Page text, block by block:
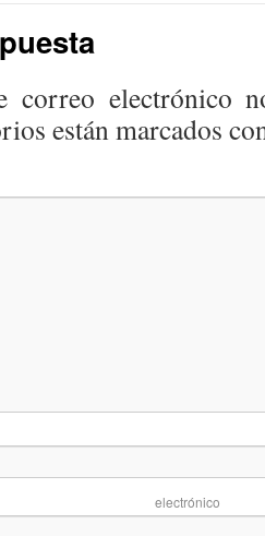
correo electrónico
están marcados